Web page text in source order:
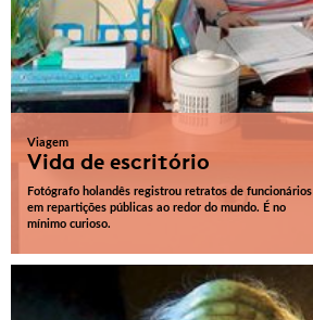
Viagem
Vida de escritório
Fotógrafo holandês registrou retratos de funcionários
em repartições públicas ao redor do mundo. É no
mínimo curioso.